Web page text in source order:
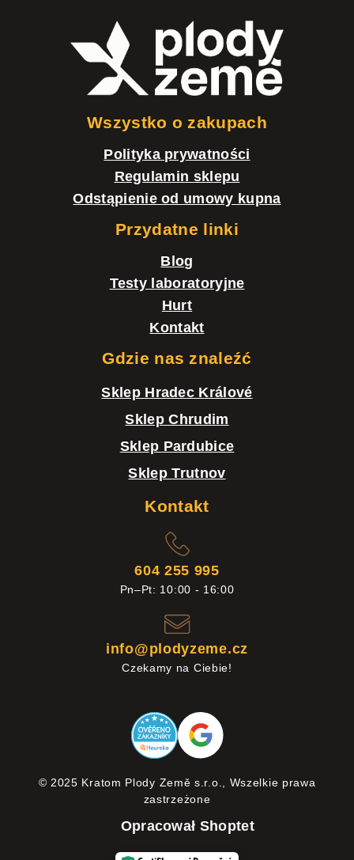
Wszystko o zakupach
Polityka prywatności
Regulamin sklepu
Odstąpienie od umowy kupna
Przydatne linki
Blog
Testy laboratoryjne
Hurt
Kontakt
Gdzie nas znaleźć
Sklep Hradec Králové
Sklep Chrudim
Sklep Pardubice
Sklep Trutnov
Kontakt
604 255 995
Pn–Pt: 10:00 - 16:00
info@plodyzeme.cz
Czekamy na Ciebie!
© 2025 Kratom Plody Země s.r.o., Wszelkie prawa
zastrzeżone
Opracował Shoptet